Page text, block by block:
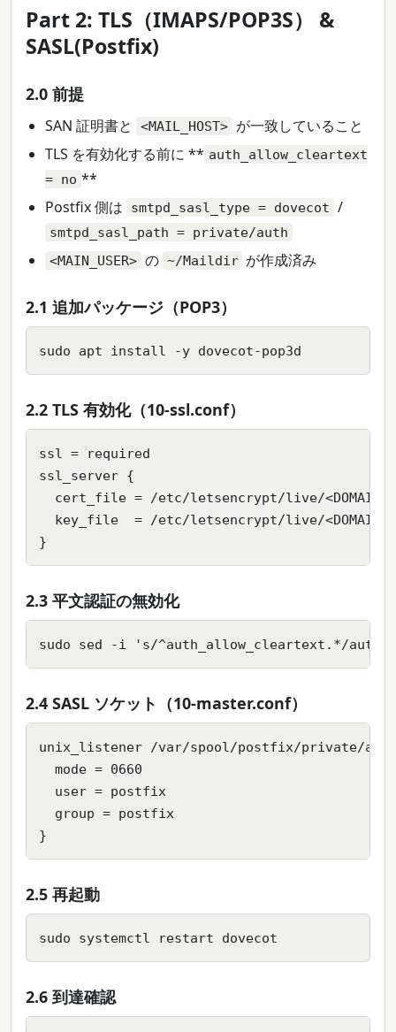
Part 2: TLS（IMAPS/POP3S） &
SASL(Postfix)
2.0 前提
SAN 証明書と <MAIL_HOST> が一致していること
TLS を有効化する前に ** auth_allow_cleartext
= no **
Postfix 側は
smtpd_sasl_type = dovecot /
smtpd_sasl_path = private/auth
<MAIN_USER> の ~/Maildir が作成済み
2.1 追加パッケージ（POP3）
sudo apt install -y dovecot-pop3d
2.2 TLS 有効化（10-ssl.conf）
ssl = required
ssl_server {
cert_file = /etc/letsencrypt/live/
key_file  = /etc/letsencrypt/live/
}
2.3 平文認証の無効化
sudo sed -i 's/^auth_allow_cleartext.*/
2.4 SASL ソケット（10-master.conf）
unix_listener /var/spool/postfix/private/
  mode = 0660
  user = postfix
  group = postfix
}
2.5 再起動
sudo systemctl restart dovecot
2.6 到達確認